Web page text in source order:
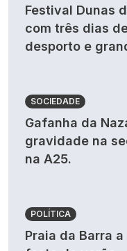
Festival Dunas
com três dias
desporto e
SOCIEDADE
Gafanha da
gravidade na
na A25.
POLÍTICA
Praia da Barra